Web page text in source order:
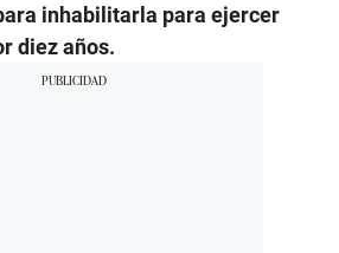
inhabilitarla para ejercer
diez años.